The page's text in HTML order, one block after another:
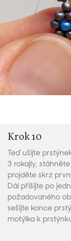
Krok 10
Teď ušijte
3 rokajly,
projděte skrz
Dál přišijte po
požadovaného
sešijte konce
motýlka k